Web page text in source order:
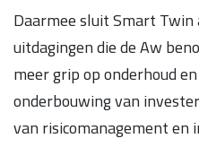
Daarmee sluit Smart Twin
uitdagingen die de Aw
meer grip op onderhoud
onderbouwing van
van risicomanagement en